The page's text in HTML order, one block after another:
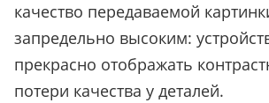
качество передаваемой
запредельно высоким:
прекрасно отображать
потери качества у деталей.